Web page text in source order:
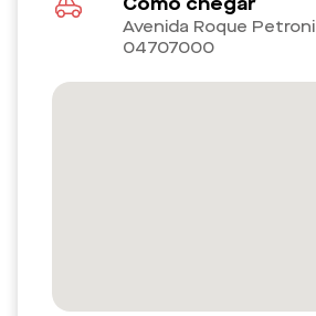
Avenida Roque
04707000